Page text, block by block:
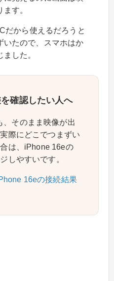
す。
だから使えるだろうと
いたので、スマホはか
した。
確認したい人へ
そのまま映像が出
際にどこでつまずい
は、iPhone 16eの
しやすいです。
16eの接続結果